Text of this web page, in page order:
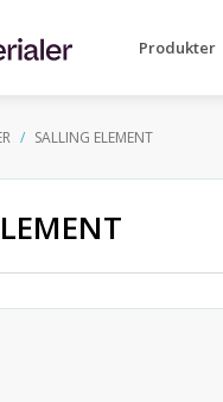
Produkter
SALLING ELEMENT